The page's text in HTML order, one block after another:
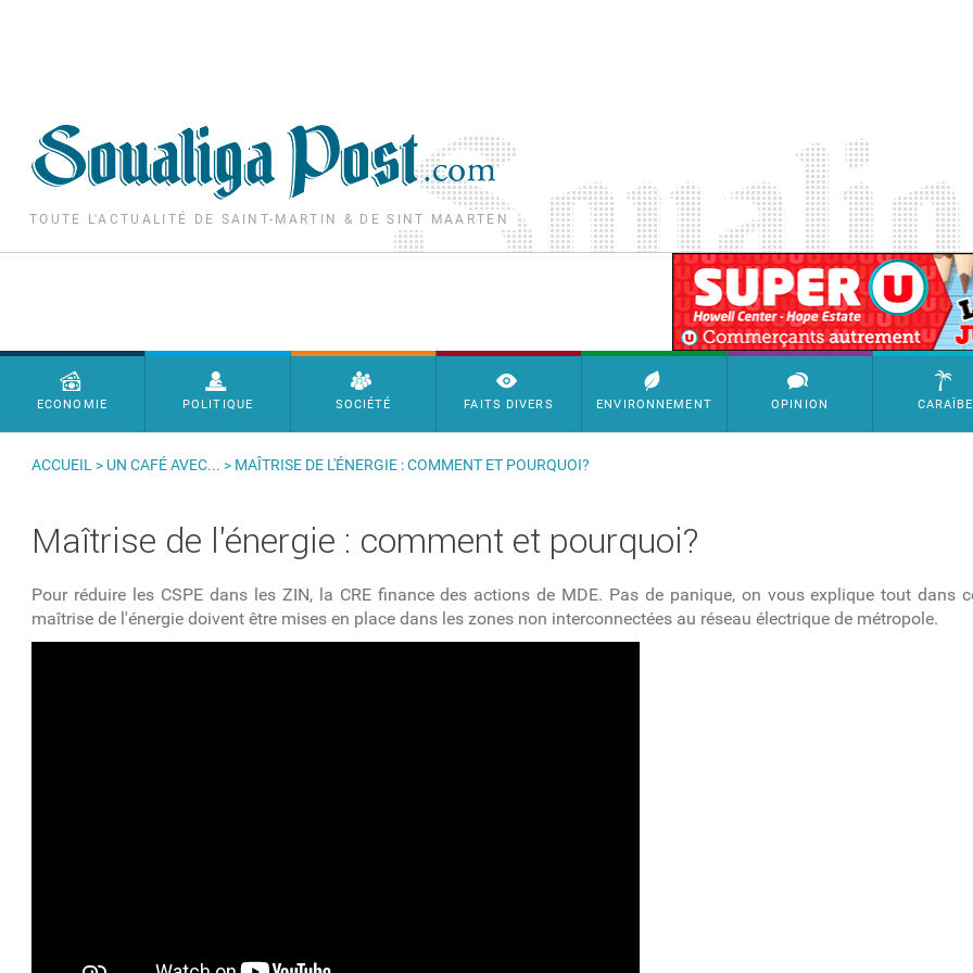
TOUTE L'ACTUALITÉ DE SAINT-MARTIN & DE SINT MAARTEN
SimpleAds Block Bannière
Menu principal
ECONOMIE POLITIQUE SOCIÉTÉ FAITS DIVERS ENVIRONNEMENT OPINION CARAÏBE
ACCUEIL > UN CAFÉ AVEC... > MAÎTRISE DE L'ÉNERGIE : COMMENT ET POURQUOI?
Maîtrise de l'énergie : comment et pourquoi?
Pour réduire les CSPE dans les ZIN, la CRE finance des actions de MDE. Pas de panique, on vous explique tout dans
maîtrise de l'énergie doivent être mises en place dans les zones non interconnectées au réseau électrique de métropole.